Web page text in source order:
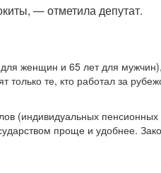
— отметила депутат.
женщин и 65 лет для
те, кто работал за
(индивидуальных
проще и удобнее.